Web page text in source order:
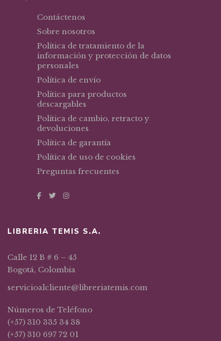
Contáctenos
Sobre nosotros
Política de tratamiento de la
información y protección de datos
personales
Política de envío
Política para productos
descargables
Política de cambio, retracto y
devoluciones
Política de garantía
Política de uso de cookies
Preguntas frecuentes
LIBRERIA TEMIS S.A.
Calle 12 B # 6 – 45
Bogotá, Colombia
servicioalcliente@libreriatemis.com
Números de Teléfono
(+57) 310 335 34 38
(+57) 310 697 72 01